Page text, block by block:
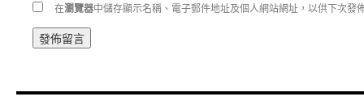
在瀏覽器中儲存顯示名稱、電子郵件地址及個人網站網址，以供下次發